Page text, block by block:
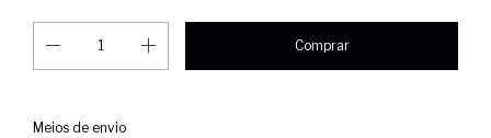
Entregas para o CEP:
Meios de envio